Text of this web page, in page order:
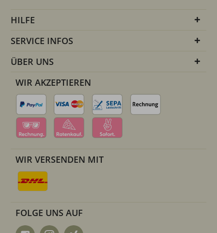
HILFE
SERVICE INFOS
ÜBER UNS
WIR AKZEPTIEREN
WIR VERSENDEN MIT
FOLGE UNS AUF